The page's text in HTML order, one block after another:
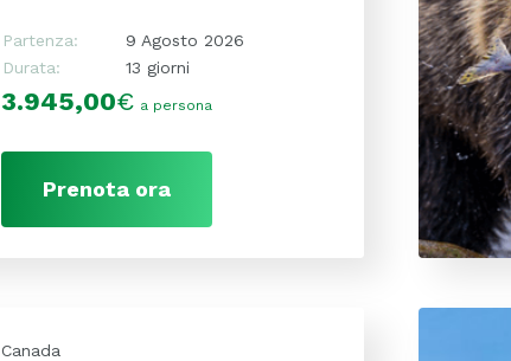
Partenza:
9 Agosto 2026
Durata:
13 giorni
3.945,00€ a persona
Prenota ora
Canada